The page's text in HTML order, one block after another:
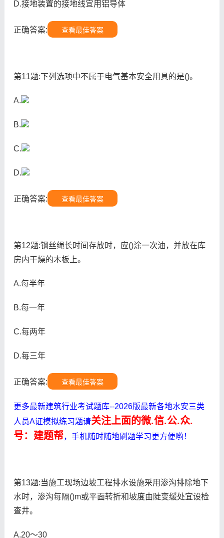
D.接地装置的接地线宜用铝导体
正确答案: 查看最佳答案
第11题:下列选项中不属于电气基本安全用具的是()。
A.
B.
C.
D.
正确答案: 查看最佳答案
第12题:钢丝绳长时间存放时，应()涂一次油，并放在库
房内干燥的木板上。
A.每半年
B.每一年
C.每两年
D.每三年
正确答案: 查看最佳答案
更多最新建筑行业考试题库--2026版最新各地水安三类
人员A证模拟练习题请关注上面的微.信.公.众.
号：建题帮，手机随时随地刷题学习更方便哟！
第13题:当施工现场边坡工程排水设施采用渗沟排除地下
水时，渗沟每隔()m或平面转折和坡度由陡变缓处宜设检
查井。
A.20～30